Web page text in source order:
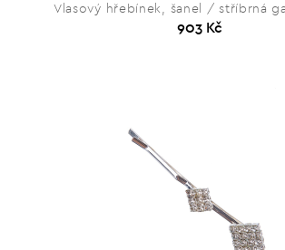
Vlasový hřebínek, šanel / stříbrná
903 Kč